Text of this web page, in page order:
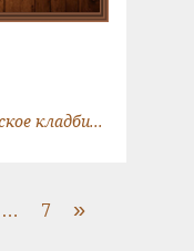
г.Иваново, Балино м., городское кладбище, кв. 11, могила 94
… 7 »